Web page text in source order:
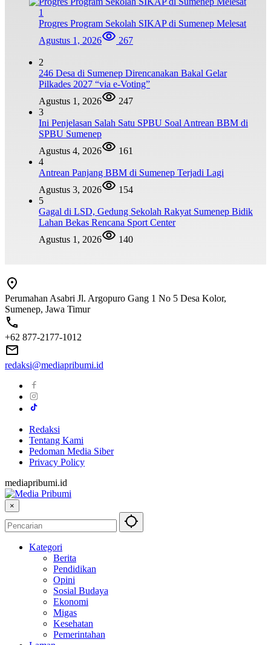
1
Progres Program Sekolah SIKAP di Sumenep Melesat
Agustus 1, 2026
267
2
246 Desa di Sumenep Direncanakan Bakal Gelar
Pilkades 2027 “via e-Voting”
Agustus 1, 2026
247
3
Ini Penjelasan Salah Satu SPBU Soal Antrean BBM di
SPBU Sumenep
Agustus 4, 2026
161
4
Antrean Panjang BBM di Sumenep Terjadi Lagi
Agustus 3, 2026
154
5
Gagal di LSD, Gedung Sekolah Rakyat Sumenep Bidik
Lahan Bekas Rencana Sport Center
Agustus 1, 2026
140
Perumahan Asabri Jl. Argopuro Gang 1 No 5 Desa Kolor,
Sumenep, Jawa Timur
+62 877-2177-1012
redaksi@mediapribumi.id
Redaksi
Tentang Kami
Pedoman Media Siber
Privacy Policy
mediapribumi.id
×
Kategori
Berita
Pendidikan
Opini
Sosial Budaya
Ekonomi
Migas
Kesehatan
Pemerintahan